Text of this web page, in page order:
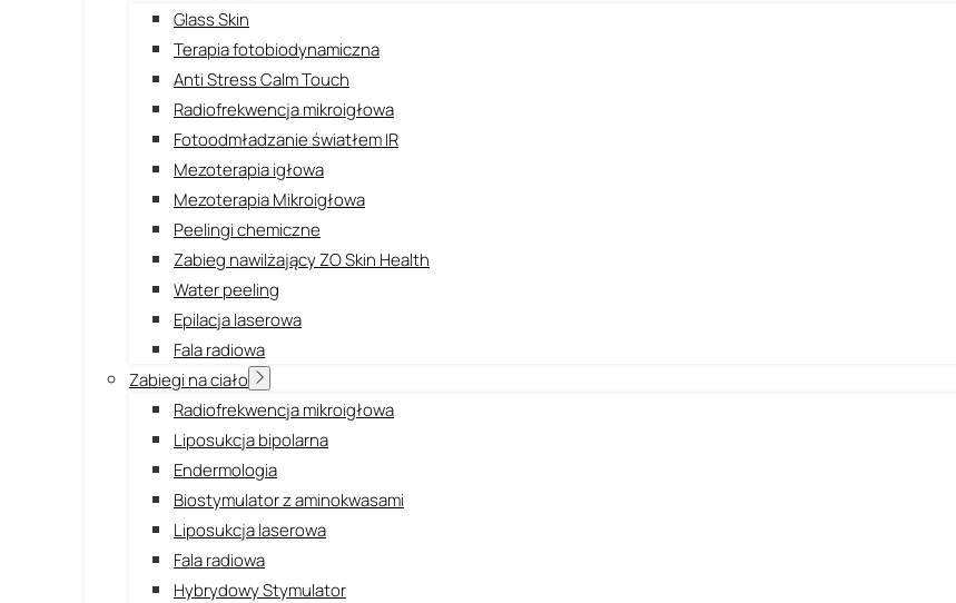
Glass Skin
Terapia fotobiodynamiczna
Anti Stress Calm Touch
Radiofrekwencja mikroigłowa
Fotoodmładzanie światłem IR
Mezoterapia igłowa
Mezoterapia Mikroigłowa
Peelingi chemiczne
Zabieg nawilżający ZO Skin Health
Water peeling
Epilacja laserowa
Fala radiowa
Zabiegi na ciało
Radiofrekwencja mikroigłowa
Liposukcja bipolarna
Endermologia
Biostymulator z aminokwasami
Liposukcja laserowa
Fala radiowa
Hybrydowy Stymulator